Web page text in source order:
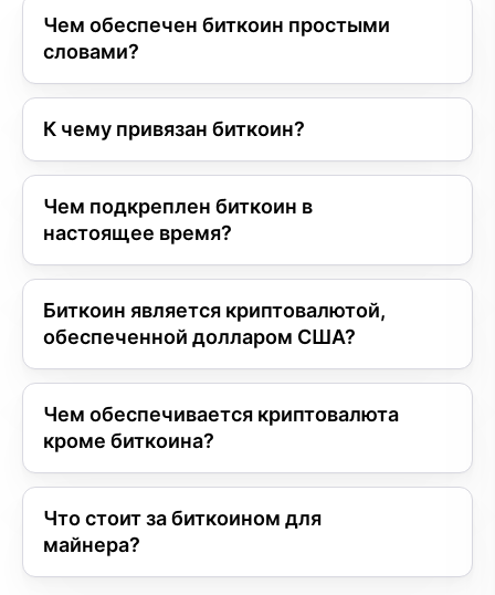
Чем обеспечен биткоин простыми
словами?
К чему привязан биткоин?
Чем подкреплен биткоин в
настоящее время?
Биткоин является криптовалютой,
обеспеченной долларом США?
Чем обеспечивается криптовалюта
кроме биткоина?
Что стоит за биткоином для
майнера?